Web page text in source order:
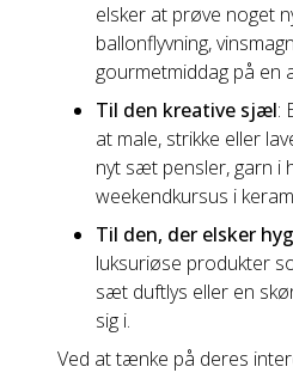
elsker at prøve noget
ballonflyvning,
gourmetmiddag på en
Til den kreative sjæl:
at male, strikke eller
nyt sæt pensler, garn i
weekendkursus i
Til den, der elsker
luksuriøse produkter
sæt duftlys eller en
sig i.
Ved at tænke på deres